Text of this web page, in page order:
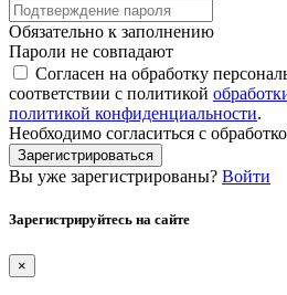
Обязательно к заполнению
Пароли не совпадают
Согласен на обработку
соответствии с политикой
политикой конфиденциальности.
Необходимо согласиться с
Зарегистрироваться
Вы уже зарегистрированы? Войти
Зарегистрируйтесь на сайте
×